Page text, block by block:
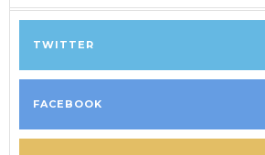
TWITTER
FACEBOOK